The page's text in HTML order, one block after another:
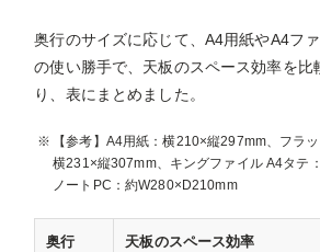
奥行のサイズに応じて、A4用紙やA4フ
の使い勝手で、天板のスペース効率を比
り、表にまとめました。
【参考】A4用紙：横210×縦297mm、フラ
横231×縦307mm、キングファイル A4タテ
ノートPC：約W280×D210mm
奥行
天板のスペース効率